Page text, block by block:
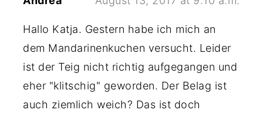
Hallo Katja. Gestern habe ich mich an
dem Mandarinenkuchen versucht. Leider
ist der Teig nicht richtig aufgegangen und
eher "klitschig" geworden. Der Belag ist
auch ziemlich weich? Das ist doch